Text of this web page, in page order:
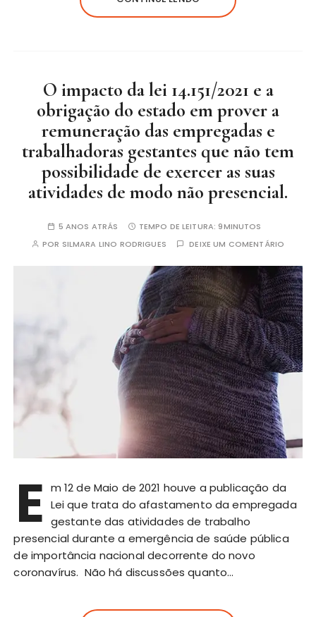
O impacto da lei 14.151/2021 e a
obrigação do estado em prover a
remuneração das empregadas e
trabalhadoras gestantes que não tem
possibilidade de exercer as suas
atividades de modo não presencial.
5 ANOS ATRÁS TEMPO DE LEITURA: 9MINUTOS
POR SILMARA LINO RODRIGUES DEIXE UM COMENTÁRIO
E m 12 de Maio de 2021 houve a publicação da
Lei que trata do afastamento da empregada
gestante das atividades de trabalho
presencial durante a emergência de saúde pública
de importância nacional decorrente do novo
coronavírus. Não há discussões quanto…